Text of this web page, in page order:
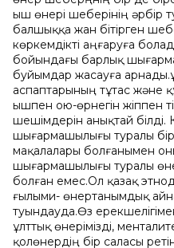
Қыш өнері шеберінің
балшыққа жан бітірген
көркемдікті аңғаруға
бойындағы барлық
буйымдар жасауға
аспаптарының тұтас жəне
Қышпен ою-өрнегін жіппен
шешімдерін анықтай білді.
шығармашылығы туралы
мақалалары болғанымен
шығармашылығы туралы
болған емес.Ол қазақ
ғылыми- өнертанымдық
туындауда.Өз
ұлттық өнерімізді,
қолөнердің бір саласы